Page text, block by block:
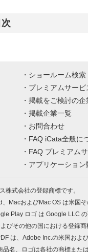
次
ショールーム検索
プレミアムサービ
掲載をご検討の企
掲載企業一覧
お問合わせ
FAQ iCata全般に
FAQ プレミアム
アプリケーション
株式会社の登録商標です。
MacおよびMac OS は米国
Play ロゴ は Google LLC の
びその他の国における登録商
は、Adobe Inc.の米国およ
名、ロゴは各社の商標また